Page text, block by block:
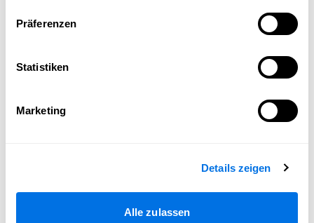
Präferenzen
Statistiken
Marketing
Details zeigen
Alle zulassen